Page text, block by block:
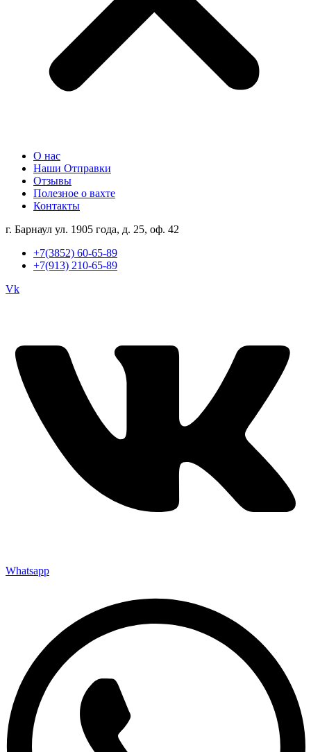
О нас
Наши Отправки
Отзывы
Полезное о вахте
Контакты
г. Барнаул ул. 1905 года, д. 25, оф. 42
+7(3852) 60-65-89
+7(913) 210-65-89
Vk
Whatsapp